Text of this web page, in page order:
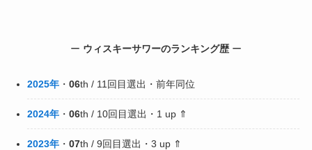
ー ウィスキーサワーのランキング歴 ー
2025年・ 06th / 11回目選出・前年同位
2024年・ 06th / 10回目選出・1 up ⇑
2023年・ 07th / 9回目選出・3 up ⇑